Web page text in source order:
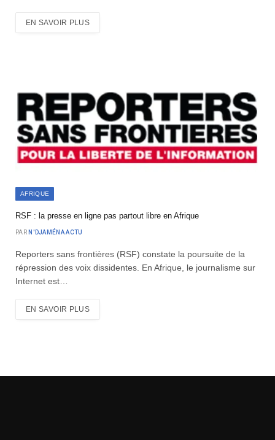
EN SAVOIR PLUS
AFRIQUE
RSF : la presse en ligne pas partout libre en Afrique
PAR N'DJAMÉNA ACTU
Reporters sans frontières (RSF) constate la poursuite de la
répression des voix dissidentes. En Afrique, le journalisme sur
Internet est…
EN SAVOIR PLUS